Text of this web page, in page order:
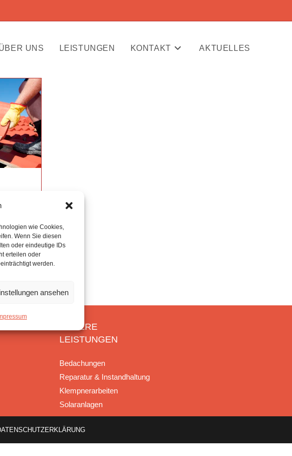
wie Cookies,
Wenn Sie diesen
oder eindeutige IDs
erteilen oder
werden.
ansehen
UNS LEISTUNGEN KONTAKT AKTUELLES
zu
UNSERE
LEISTUNGEN
Bedachungen
Reparatur & Instandhaltung
Klempnerarbeiten
Solaranlagen